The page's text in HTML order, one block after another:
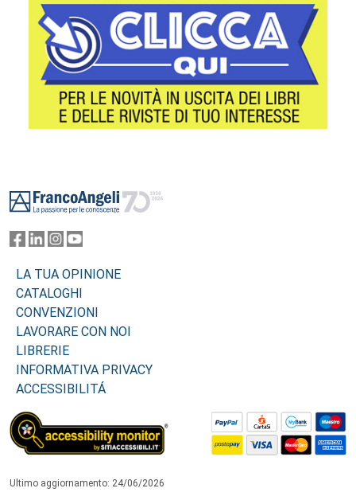
LA TUA OPINIONE
CATALOGHI
CONVENZIONI
LAVORARE CON NOI
LIBRERIE
INFORMATIVA PRIVACY
ACCESSIBILITÁ
Ultimo aggiornamento: 24/06/2026